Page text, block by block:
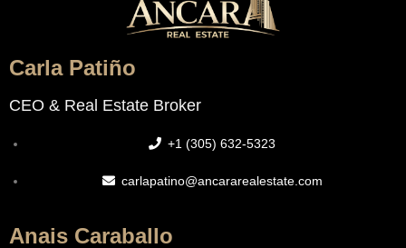
Carla Patiño
CEO & Real Estate Broker
+1 (305) 632-5323
carlapatino@ancararealestate.com
Anais Caraballo